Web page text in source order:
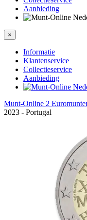
Aanbieding
×
Informatie
Klantenservice
Collectieservice
Aanbieding
Munt-Online 2
2023 - Portugal